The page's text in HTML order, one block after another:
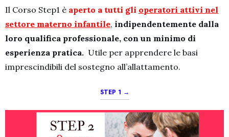
Il Corso Step1 è aperto a tutti gli operatori attivi nel
settore materno infantile, indipendentemente dalla
loro qualifica professionale, con un minimo di
esperienza pratica. Utile per apprendere le basi
imprescindibili del sostegno all’allattamento.
STEP 1 →